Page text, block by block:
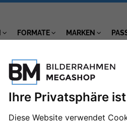
Ihre Privatsphäre
Diese Website verwendet
FORMATE MARKEN